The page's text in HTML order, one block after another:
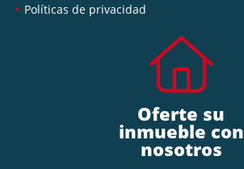
Políticas de privacidad
Oferte su
inmueble con
nosotros